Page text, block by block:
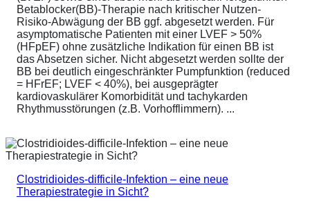
Betablocker(BB)-Therapie nach kritischer Nutzen-
Risiko-Abwägung der BB ggf. abgesetzt werden. Für
asymptomatische Patienten mit einer LVEF > 50%
(HFpEF) ohne zusätzliche Indikation für einen BB ist
das Absetzen sicher. Nicht abgesetzt werden sollte der
BB bei deutlich eingeschränkter Pumpfunktion (reduced
= HFrEF; LVEF < 40%), bei ausgeprägter
kardiovaskulärer Komorbidität und tachykarden
Rhythmusstörungen (z.B. Vorhofflimmern). ...
Clostridioides-difficile-Infektion – eine neue
Therapiestrategie in Sicht?